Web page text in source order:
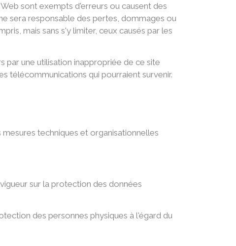
sont exempts d'erreurs ou causent des
sera responsable des pertes, dommages ou
mais sans s'y limiter, ceux causés par les
par une utilisation inappropriée de ce site
télécommunications qui pourraient survenir.
techniques et organisationnelles
sur la protection des données
des personnes physiques à l'égard du